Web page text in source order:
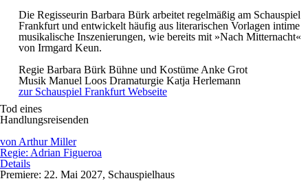
Die Regisseurin Barbara Bürk arbeitet regelmäßig am Schauspiel
Frankfurt und entwickelt häufig aus literarischen Vorlagen intime
musikalische Inszenierungen, wie bereits mit »Nach Mitternacht«
von Irmgard Keun.
RegieBarbara Bürk Bühne und KostümeAnke Grot
Musik Manuel Loos DramaturgieKatja Herlemann
zur Schauspiel Frankfurt Webseite
Tod eines
Handlungsreisenden
von Arthur Miller
Regie: Adrian Figueroa
Details
Premiere: 22. Mai 2027, Schauspielhaus